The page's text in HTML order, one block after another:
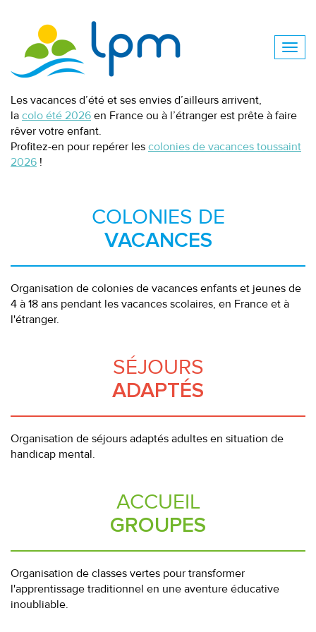
Les vacances d’été et ses envies d’ailleurs arrivent,
la colo été 2026 en France ou à l’étranger est prête à faire
rêver votre enfant.
Profitez-en pour repérer les colonies de vacances toussaint
2026 !
COLONIES DE
VACANCES
Organisation de colonies de vacances enfants et jeunes de
4 à 18 ans pendant les vacances scolaires, en France et à
l'étranger.
SÉJOURS
ADAPTÉS
Organisation de séjours adaptés adultes en situation de
handicap mental.
ACCUEIL
GROUPES
Organisation de classes vertes pour transformer
l'apprentissage traditionnel en une aventure éducative
inoubliable.